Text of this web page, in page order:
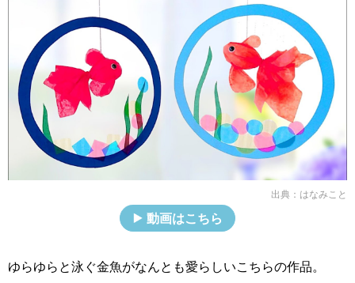
出典： はなみこと
動画はこちら
ゆらゆらと泳ぐ金魚がなんとも愛らしいこちらの作品。